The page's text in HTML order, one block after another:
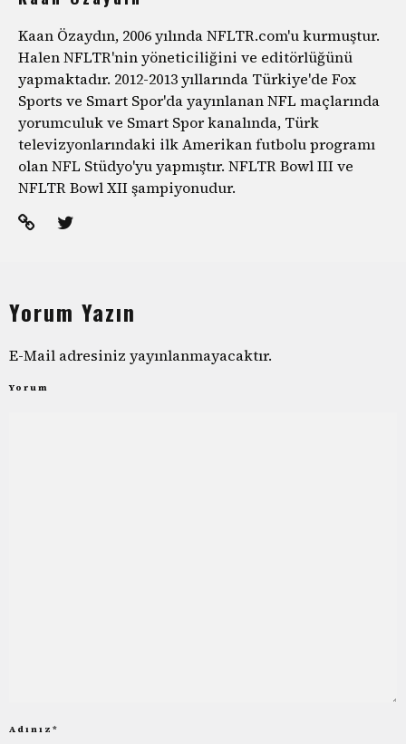
Kaan Özaydın, 2006 yılında NFLTR.com'u kurmuştur.
Halen NFLTR'nin yöneticiliğini ve editörlüğünü
yapmaktadır. 2012-2013 yıllarında Türkiye'de Fox
Sports ve Smart Spor'da yayınlanan NFL maçlarında
yorumculuk ve Smart Spor kanalında, Türk
televizyonlarındaki ilk Amerikan futbolu programı
olan NFL Stüdyo'yu yapmıştır. NFLTR Bowl III ve
NFLTR Bowl XII şampiyonudur.
Yorum Yazın
E-Mail adresiniz yayınlanmayacaktır.
Yorum
Adınız *